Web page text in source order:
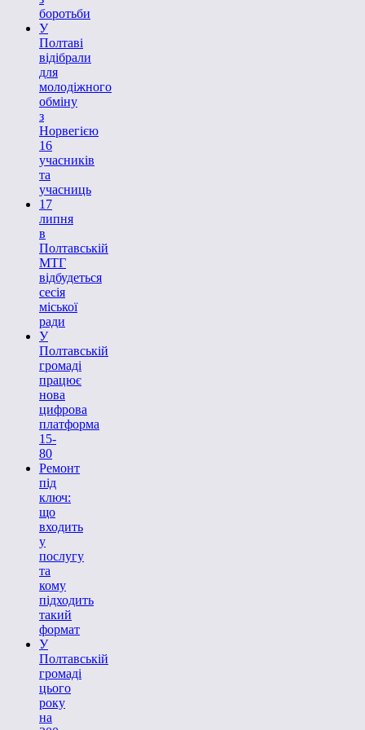
боротьби
У
Полтаві
відібрали
для
молодіжного
обміну
з
Норвегією
16
учасників
та
учасниць
17
липня
в
Полтавській
МТГ
відбудеться
сесія
міської
ради
У
Полтавській
громаді
працює
нова
цифрова
платформа
15-
80
Ремонт
під
ключ:
що
входить
у
послугу
та
кому
підходить
такий
формат
У
Полтавській
громаді
цього
року
на